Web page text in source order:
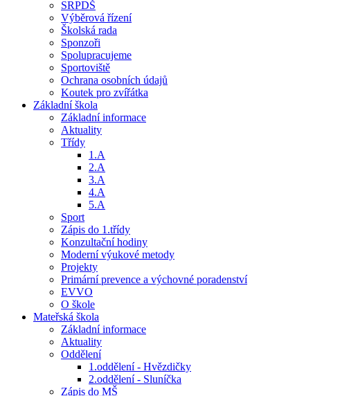
SRPDŠ
Výběrová řízení
Školská rada
Sponzoři
Spolupracujeme
Sportoviště
Ochrana osobních údajů
Koutek pro zvířátka
Základní škola
Základní informace
Aktuality
Třídy
1.A
2.A
3.A
4.A
5.A
Sport
Zápis do 1.třídy
Konzultační hodiny
Moderní výukové metody
Projekty
Primární prevence a výchovné poradenství
EVVO
O škole
Mateřská škola
Základní informace
Aktuality
Oddělení
1.oddělení - Hvězdičky
2.oddělení - Sluníčka
Zápis do MŠ